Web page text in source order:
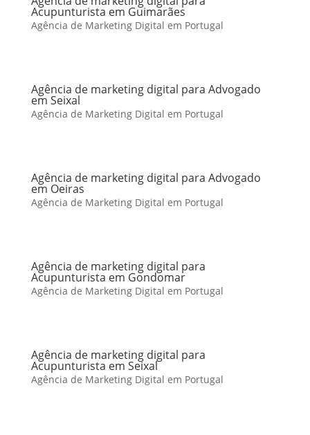
Acupunturista em Guimarães
Agência de Marketing Digital em Portugal
Agência de marketing digital para Advogado
em Seixal
Agência de Marketing Digital em Portugal
Agência de marketing digital para Advogado
em Oeiras
Agência de Marketing Digital em Portugal
Agência de marketing digital para
Acupunturista em Gondomar
Agência de Marketing Digital em Portugal
Agência de marketing digital para
Acupunturista em Seixal
Agência de Marketing Digital em Portugal